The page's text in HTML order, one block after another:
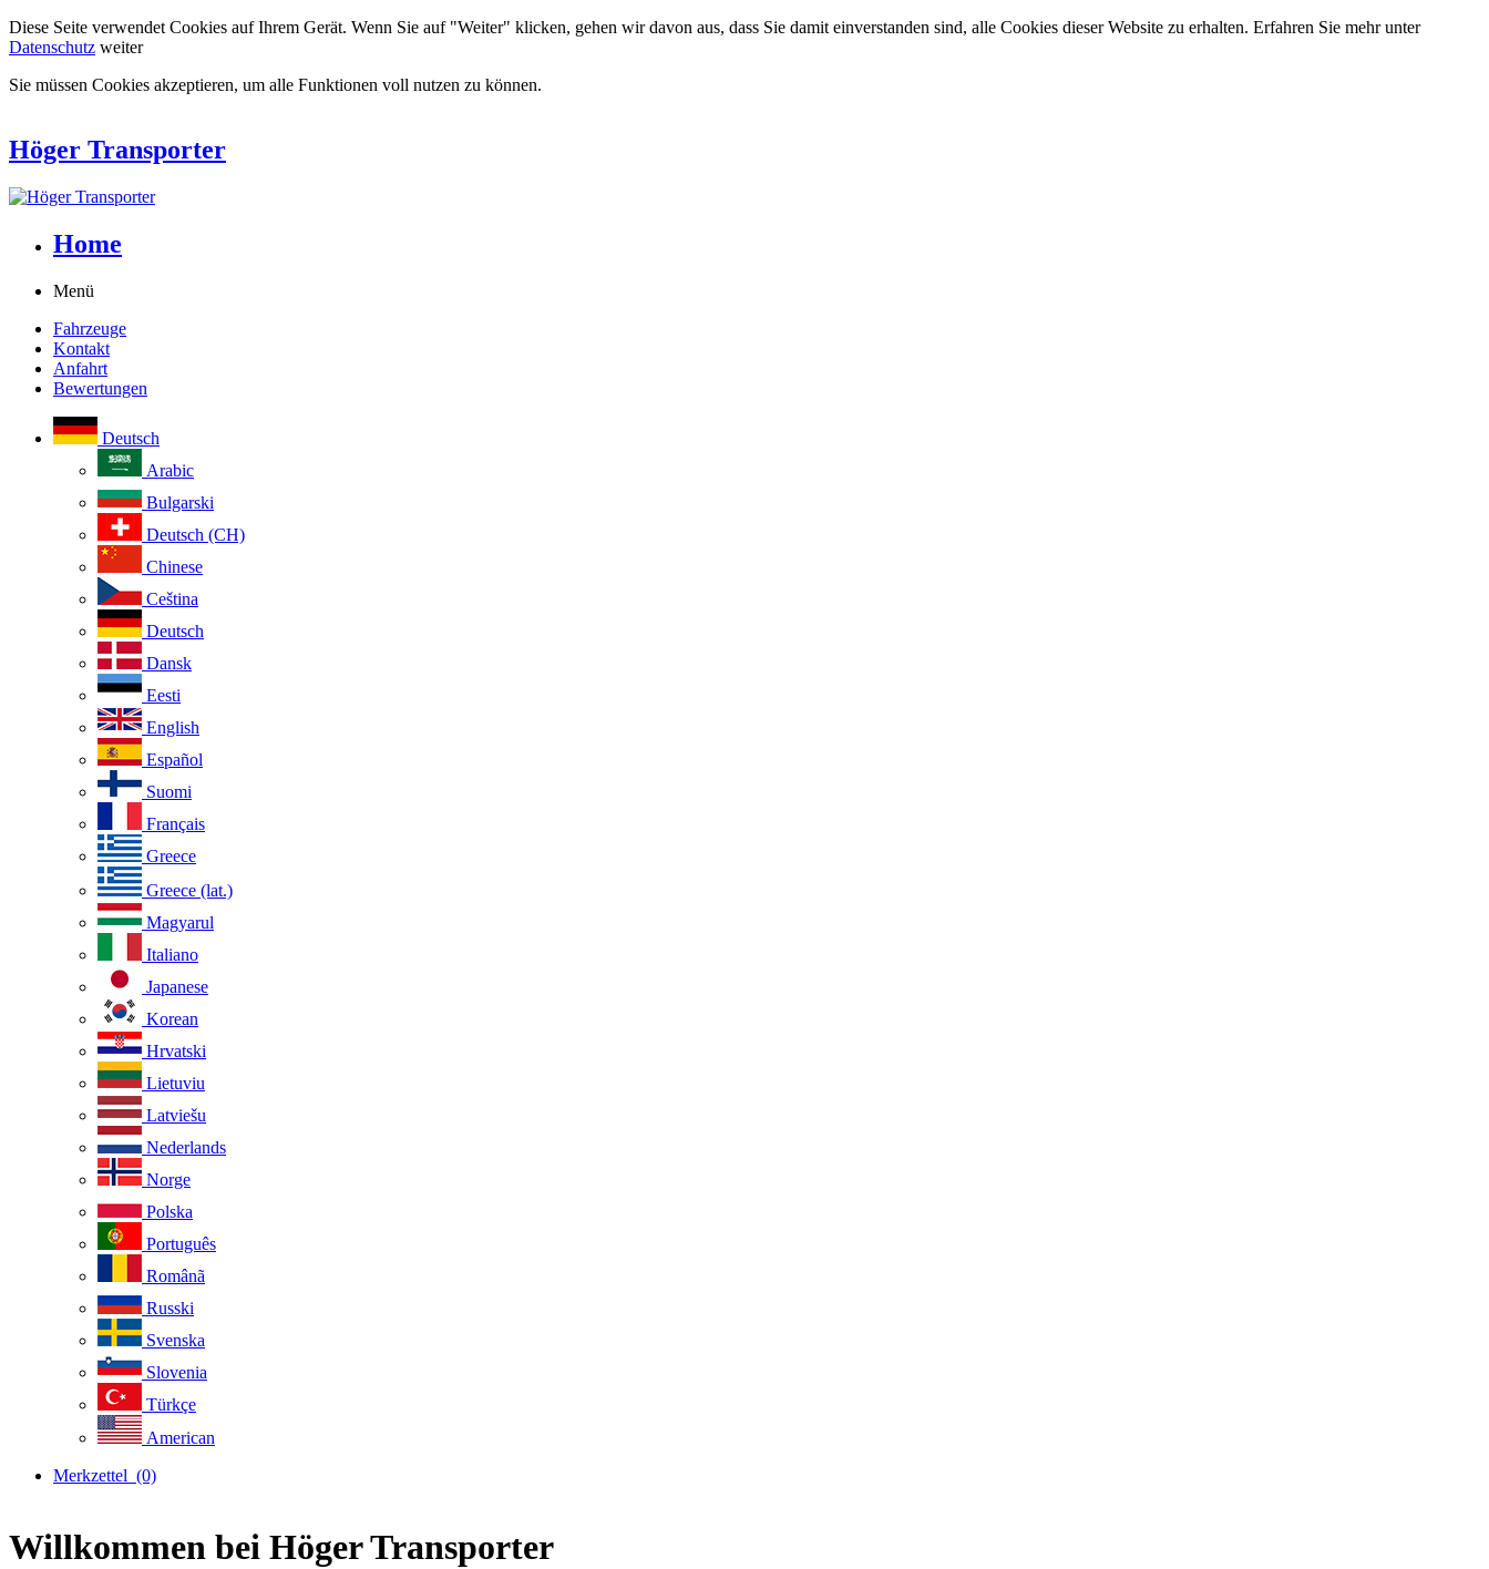
Diese Seite verwendet Cookies auf Ihrem Gerät. Wenn Sie auf "Weiter" klicken, gehen wir davon aus, dass Sie damit einverstanden sind, alle Cookies dieser Website zu erhalten. Erfahren Sie mehr unter
Datenschutz weiter
Sie müssen Cookies akzeptieren, um alle Funktionen voll nutzen zu können.
Höger Transporter
Home
Menü
Fahrzeuge
Kontakt
Anfahrt
Bewertungen
Deutsch
Arabic
Bulgarski
Deutsch (CH)
Chinese
Ceština
Deutsch
Dansk
Eesti
English
Español
Suomi
Français
Greece
Greece (lat.)
Magyarul
Italiano
Japanese
Korean
Hrvatski
Lietuviu
Latviešu
Nederlands
Norge
Polska
Português
Românã
Russki
Svenska
Slovenia
Türkçe
American
Merkzettel (0)
Willkommen bei Höger Transporter